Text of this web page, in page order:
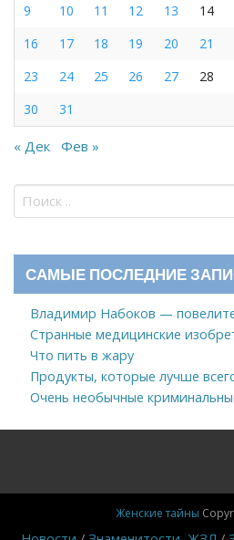
9
10 11 12 13 14
16
17 18 19 20 21
23
24 25 26 27 28
30
31
« Дек Фев »
САМЫЕ ПОСЛЕДНИЕ
Владимир Набоков —
Странные медицинские
Что пить в жару
Продукты, которые лучше
Очень необычные
Женские тайны